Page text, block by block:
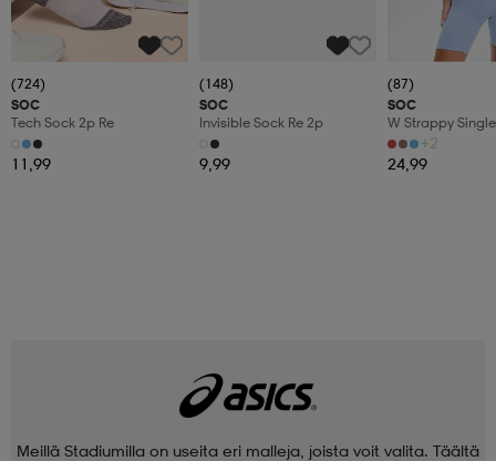
(724)
SOC
Tech Sock 2p Re
11,99
(148)
SOC
Invisible Sock Re 2p
9,99
(87)
SOC
W Strappy
+2
24,99
Meillä Stadiumilla on useita eri malleja, joista voit valita. Täältä